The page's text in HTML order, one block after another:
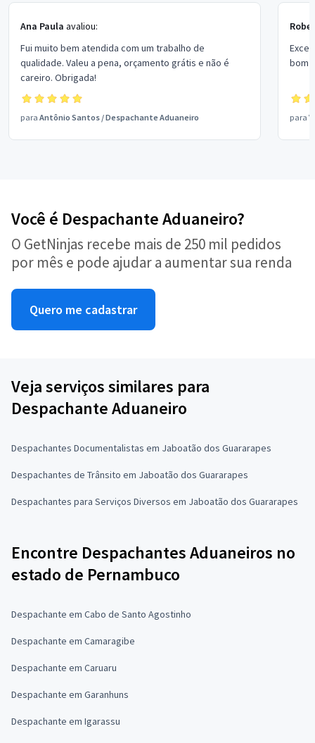
Ana Paula avaliou:
Fui muito bem atendida com um trabalho de
qualidade. Valeu a pena, orçamento grátis e não é
careiro. Obrigada!
para Antônio Santos /Despachante Aduaneiro
bom
para
Você é Despachante Aduaneiro?
O GetNinjas recebe mais de 250 mil pedidos
por mês e pode ajudar a aumentar sua renda
Quero me cadastrar
Veja serviços similares para
Despachante Aduaneiro
Despachantes Documentalistas em Jaboatão dos Guararapes
Despachantes de Trânsito em Jaboatão dos Guararapes
Despachantes para Serviços Diversos em Jaboatão dos Guararapes
Encontre Despachantes Aduaneiros no
estado de Pernambuco
Despachante em Cabo de Santo Agostinho
Despachante em Camaragibe
Despachante em Caruaru
Despachante em Garanhuns
Despachante em Igarassu